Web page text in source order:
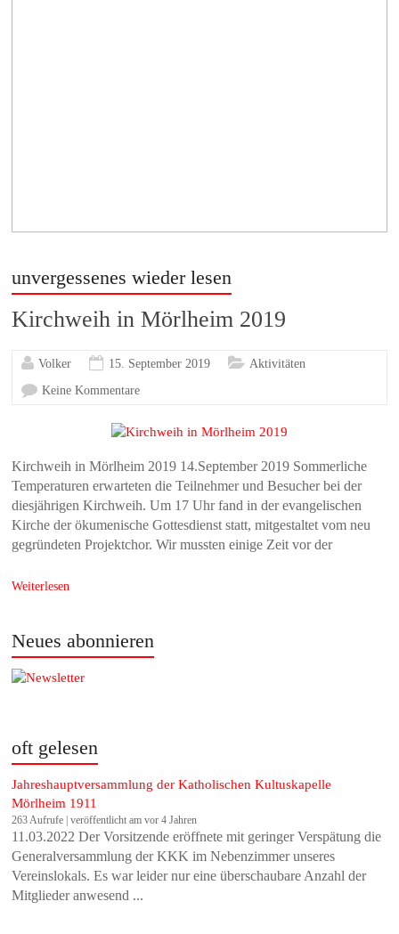
unvergessenes wieder lesen
Kirchweih in Mörlheim 2019
Volker 15. September 2019
Aktivitäten
Keine Kommentare
Kirchweih in Mörlheim 2019 14.September 2019 Sommerliche
Temperaturen erwarteten die Teilnehmer und Besucher bei der
diesjährigen Kirchweih. Um 17 Uhr fand in der evangelischen
Kirche der ökumenische Gottesdienst statt, mitgestaltet vom neu
gegründeten Projektchor. Wir mussten einige Zeit vor der
Weiterlesen
Neues abonnieren
oft gelesen
Jahreshauptversammlung der Katholischen Kultuskapelle
Mörlheim 1911
263 Aufrufe |veröffentlicht am vor 4 Jahren
11.03.2022 Der Vorsitzende eröffnete mit geringer Verspätung die
Generalversammlung der KKK im Nebenzimmer unseres
Vereinslokals. Es war leider nur eine überschaubare Anzahl der
Mitglieder anwesend ...